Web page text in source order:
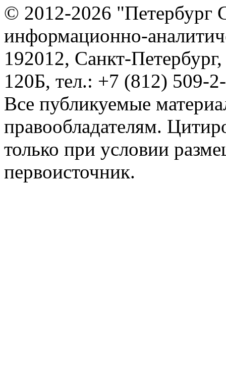
© 2012-2026 "Петербург
информационно-
192012, Санкт-
120Б, тел.: +7 (812) 509-
Все публикуемые
правообладателям.
только при условии
первоисточник.